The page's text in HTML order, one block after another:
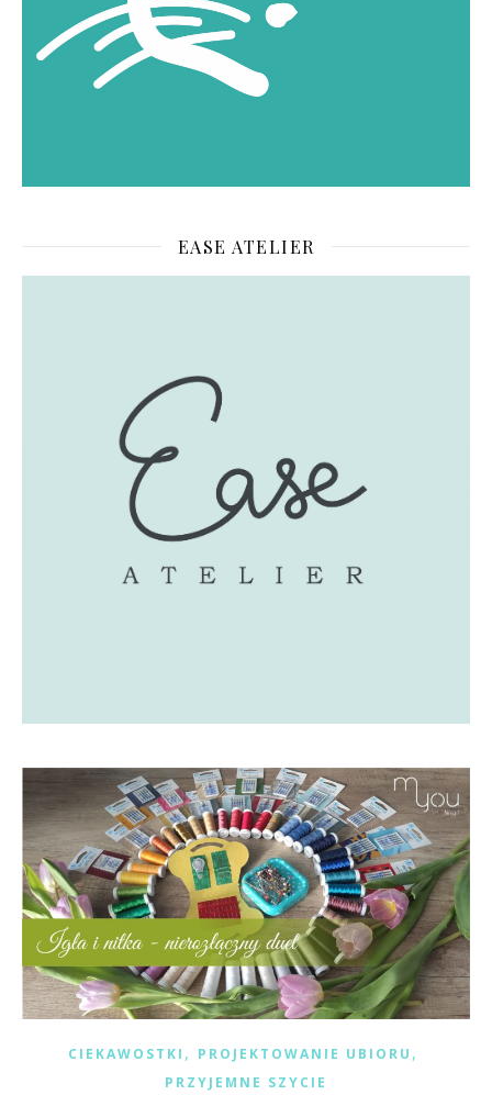
EASE ATELIER
CIEKAWOSTKI , PROJEKTOWANIE UBIORU ,
PRZYJEMNE SZYCIE